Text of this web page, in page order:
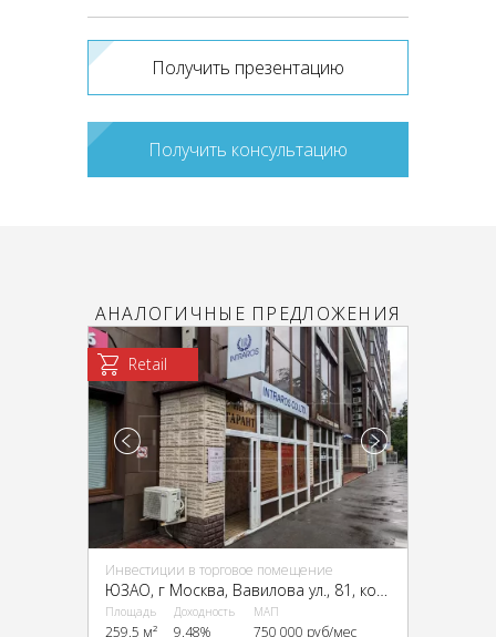
Получить презентацию
Получить консультацию
АНАЛОГИЧНЫЕ ПРЕДЛОЖЕНИЯ
Retail
Инвестиции в торговое помещение
ЮЗАО, г Москва, Вавилова ул., 81, кор. 1
Площадь
259.5 м²
Доходность
9.48%
МАП
750 000 руб/мес